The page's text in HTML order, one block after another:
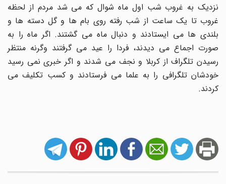
نزدیک به غروب شب اول ماه شوال که می شد مردم از لحظه
غروب تا یک ساعت از شب رفته روی بام ها و گل دسته ها و
بلندی ها می ایستادند و دنبال ماه می گشتند. اگر ماه را به
صورت اجماع می دیدند، فردا را عید می گرفتند وگرنه منتظر
رسیدن تلگراف از کربلا و نجف می شدند و اگر خبری نمی رسید
خودشان تلگرافی را به علما می فرستادند و کسب تکلیف می
کردند.